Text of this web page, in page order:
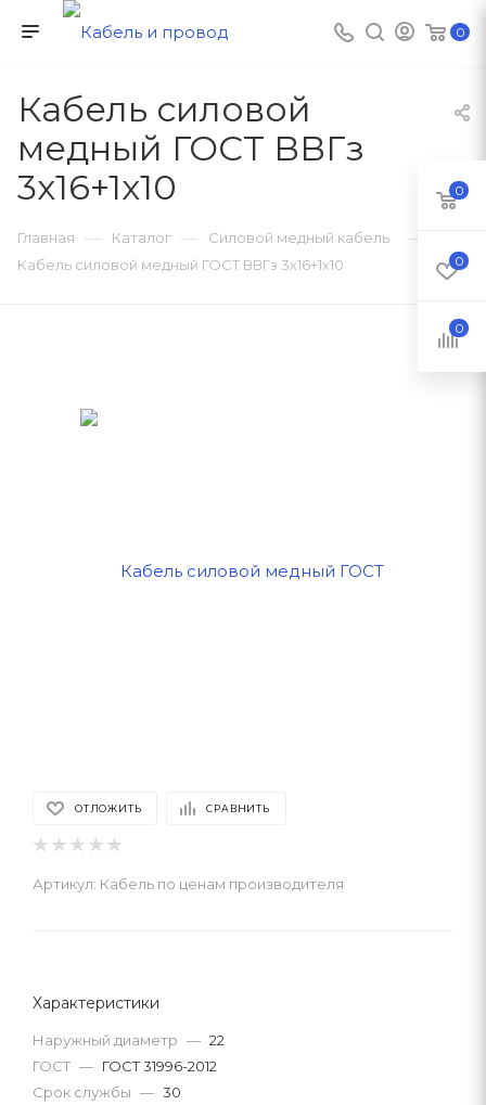
0
Кабель силовой
медный ГОСТ ВВГз
3х16+1х10
Главная — Каталог — Силовой медный кабель —
Кабель силовой медный ГОСТ ВВГз 3х16+1х10
ОТЛОЖИТЬ СРАВНИТЬ
Артикул: Кабель по ценам производителя
Характеристики
Наружный диаметр — 22
ГОСТ — ГОСТ 31996-2012
Срок службы — 30
0
0
0